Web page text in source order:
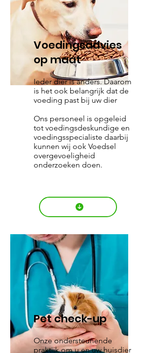
Voedingsadvies
op maat
Ieder dier is anders. Daarom
is het ook belangrijk dat de
voeding past bij uw dier
Ons personeel is opgeleid
tot voedingsdeskundige en
voedingsspecialiste daarbij
kunnen wij ook Voedsel
overgevoeligheid
onderzoeken doen.
Pet check-up
Onze ondersteunende
praktijk om u en uw huisdier